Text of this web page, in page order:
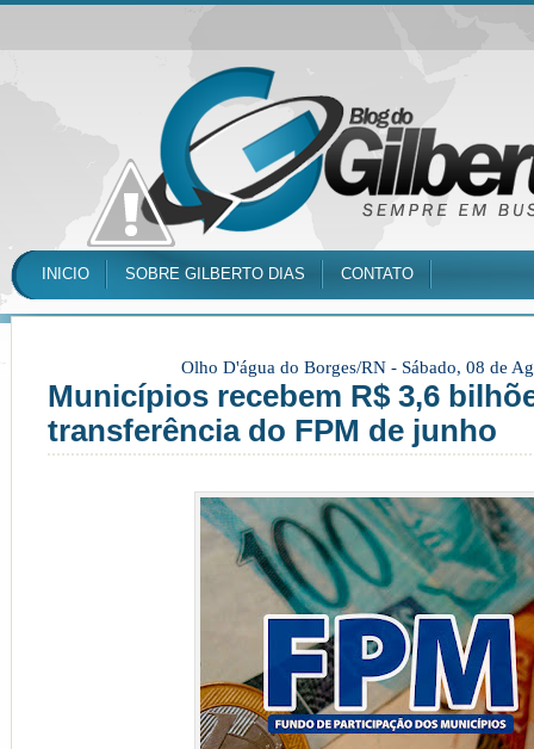
INICIO SOBRE GILBERTO DIAS CONTATO
Olho D'água do Borges/RN - Sábado, 08 de
Municípios recebem R$ 3,6
transferência do FPM de junho